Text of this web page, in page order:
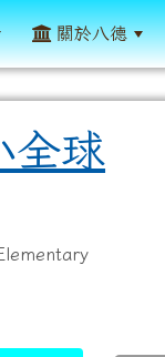
關於八德
全球